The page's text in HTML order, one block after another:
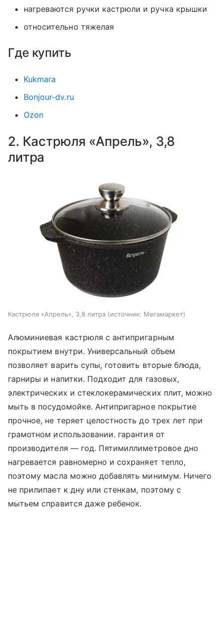
нагреваются ручки кастрюли и ручка крышки
относительно тяжелая
Где купить
Kukmara
Bonjour-dv.ru
Ozon
2. Кастрюля «Апрель», 3,8
литра
Кастрюля «Апрель», 3,8 литра (источник: Мегамаркет)
Алюминиевая кастрюля с антипригарным
покрытием внутри. Универсальный объем
позволяет варить супы, готовить вторые блюда,
гарниры и напитки. Подходит для газовых,
электрических и стеклокерамических плит, можно
мыть в посудомойке. Антипригарное покрытие
прочное, не теряет целостность до трех лет при
грамотном использовании. гарантия от
производителя — год. Пятимиллиметровое дно
нагревается равномерно и сохраняет тепло,
поэтому масла можно добавлять минимум. Ничего
не прилипает к дну или стенкам, поэтому с
мытьем справится даже ребенок.